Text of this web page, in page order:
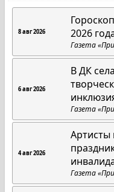
8 авг 2026
2026
Газета
6 авг 2026
В ДК
Газета
4 авг 2026
Артисты
Газета